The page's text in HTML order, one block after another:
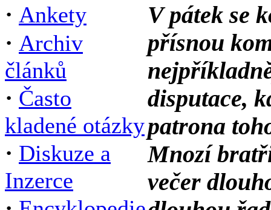
· Ankety
· Archiv
článků
· Často
kladené otázky
· Diskuze a
Inzerce
V pátek se
přísnou
disputace,
patrona
Mnozí
večer